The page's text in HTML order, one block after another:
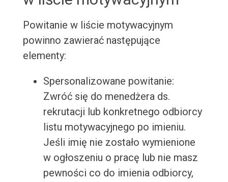
Powitanie w liście motywacyjnym
powinno zawierać następujące
elementy:
Spersonalizowane powitanie:
Zwróć się do menedżera ds.
rekrutacji lub konkretnego odbiorcy
listu motywacyjnego po imieniu.
Jeśli imię nie zostało wymienione
w ogłoszeniu o pracę lub nie masz
pewności co do imienia odbiorcy,